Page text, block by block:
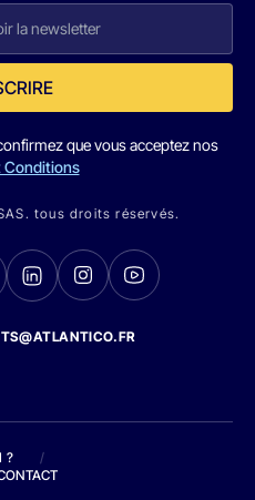
que vous acceptez nos
Conditions
tous droits réservés.
?
/